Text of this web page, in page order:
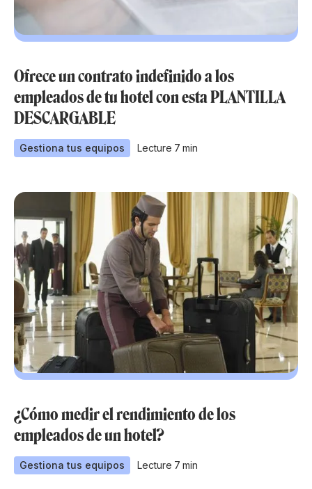
Ofrece un contrato indefinido a los
empleados de tu hotel con esta PLANTILLA
DESCARGABLE
Gestiona tus equipos Lecture 7 min
¿Cómo medir el rendimiento de los
empleados de un hotel?
Gestiona tus equipos Lecture 7 min